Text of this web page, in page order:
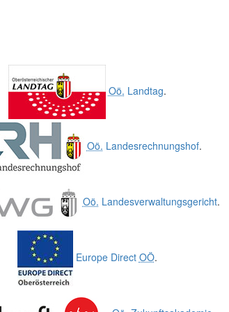
Oö. Landtag.
Oö. Landesrechnungshof.
Oö. Landesverwaltungsgericht.
Europe Direct OÖ.